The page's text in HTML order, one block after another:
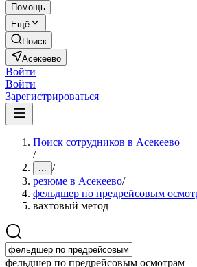
Помощь
Ещё
Поиск
Асекеево
Войти
Войти
Зарегистрироваться
Поиск сотрудников в Асекеево
/
... /
резюме в Асекеево/
фельдшер по предрейсовым
вахтовый метод
фельдшер по предрейсовым осмотрам